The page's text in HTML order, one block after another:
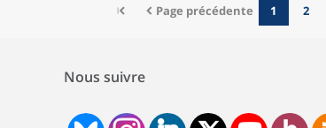
Page précédente 1 2
Nous suivre